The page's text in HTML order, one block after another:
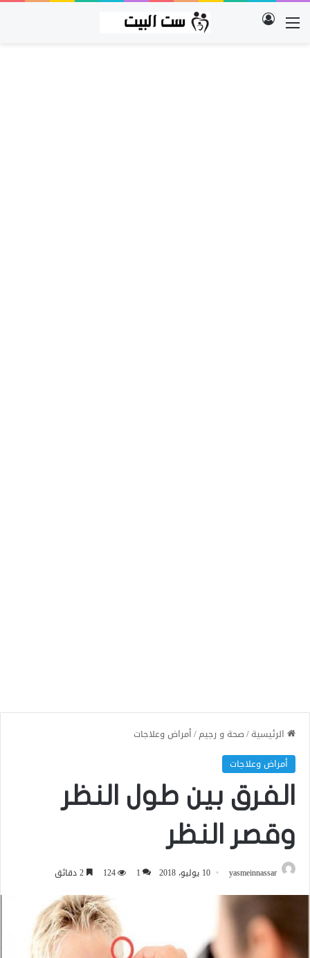
القائمة تسجيل الدخول
الرئيسية/صحة و رجيم/أمراض وعلاجات
أمراض وعلاجات
الفرق بين طول النظر
وقصر النظر
yasmeinnassar 10 يوليو، 2018 1
124